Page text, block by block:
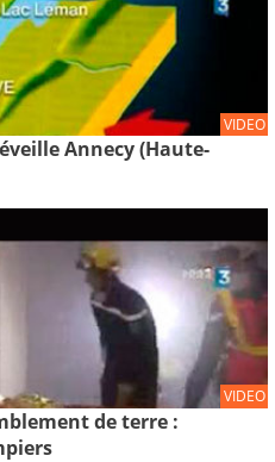
VIDEO
Annecy (Haute-
VIDEO
de terre :